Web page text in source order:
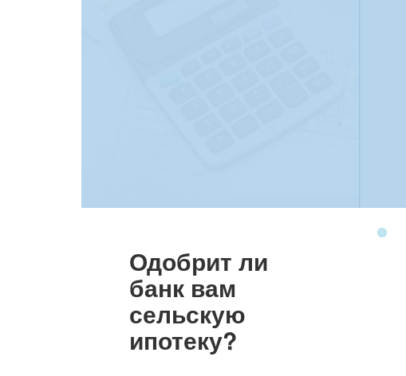
Одобрит ли
банк вам
сельскую
ипотеку?